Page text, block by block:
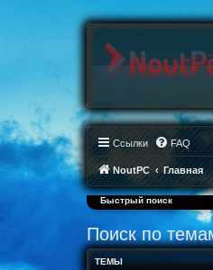
Ссылки FAQ
NoutPC Главная
Быстрый поиск
Поиск по
ТЕМЫ